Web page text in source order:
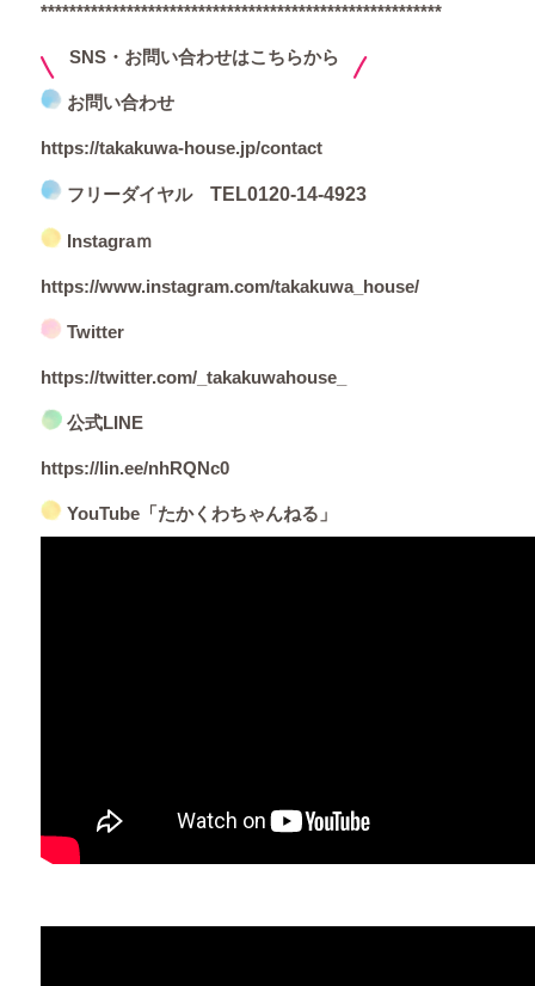
********************************************************
SNS・お問い合わせはこちらから
お問い合わせ
https://takakuwa-house.jp/contact
フリーダイヤル TEL0120-14-4923
Instagraｍ
https://www.instagram.com/takakuwa_house/
Twitter
https://twitter.com/_takakuwahouse_
公式LINE
https://lin.ee/nhRQNc0
YouTube「たかくわちゃんねる」